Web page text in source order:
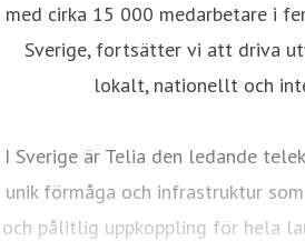
med cirka 15 000 medarbetare i
Sverige, fortsätter vi att driva
lokalt, nationellt och
I Sverige är Telia den ledande
unik förmåga och infrastruktur
och pålitlig uppkoppling för hela